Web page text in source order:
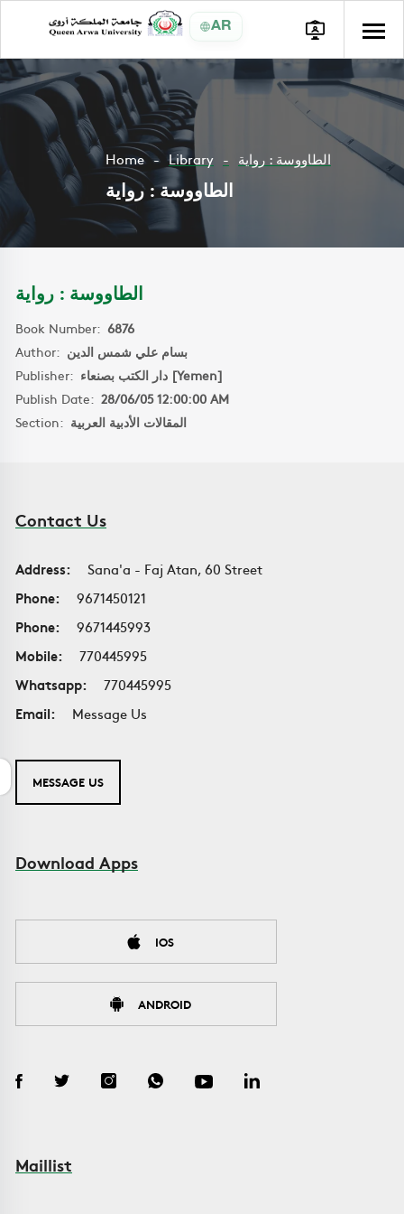
AR
Home Library الطاووسة : رواية
الطاووسة : رواية
الطاووسة : رواية
Book Number: 6876
Author: بسام علي شمس الدين
Publisher:
دار الكتب بصنعاء [Yemen]
Publish Date: 28/06/05 12:00:00 AM
Section: المقالات الأدبية العربية
Contact Us
Address:
Sana'a - Faj Atan, 60 Street
Phone:
9671450121
Phone:
9671445993
Mobile:
770445995
Whatsapp:
770445995
Email:
Message Us
MESSAGE US
Download Apps
IOS
ANDROID
Maillist